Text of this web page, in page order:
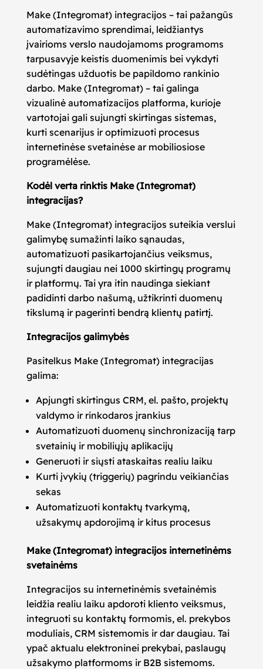
Make (Integromat) integracijos – tai pažangūs
automatizavimo sprendimai, leidžiantys
įvairioms verslo naudojamoms programoms
tarpusavyje keistis duomenimis bei vykdyti
sudėtingas užduotis be papildomo rankinio
darbo. Make (Integromat) – tai galinga
vizualinė automatizacijos platforma, kurioje
vartotojai gali sujungti skirtingas sistemas,
kurti scenarijus ir optimizuoti procesus
internetinėse svetainėse ar mobiliosiose
programėlėse.
Kodėl verta rinktis Make (Integromat)
integracijas?
Make (Integromat) integracijos suteikia verslui
galimybę sumažinti laiko sąnaudas,
automatizuoti pasikartojančius veiksmus,
sujungti daugiau nei 1000 skirtingų programų
ir platformų. Tai yra itin naudinga siekiant
padidinti darbo našumą, užtikrinti duomenų
tikslumą ir pagerinti bendrą klientų patirtį.
Integracijos galimybės
Pasitelkus Make (Integromat) integracijas
galima:
Apjungti skirtingus CRM, el. pašto, projektų
valdymo ir rinkodaros įrankius
Automatizuoti duomenų sinchronizaciją tarp
svetainių ir mobiliųjų aplikacijų
Generuoti ir siųsti ataskaitas realiu laiku
Kurti įvykių (triggerių) pagrindu veikiančias
sekas
Automatizuoti kontaktų tvarkymą,
užsakymų apdorojimą ir kitus procesus
Make (Integromat) integracijos internetinėms
svetainėms
Integracijos su internetinėmis svetainėmis
leidžia realiu laiku apdoroti kliento veiksmus,
integruoti su kontaktų formomis, el. prekybos
moduliais, CRM sistemomis ir dar daugiau. Tai
ypač aktualu elektroninei prekybai, paslaugų
užsakymo platformoms ir B2B sistemoms.